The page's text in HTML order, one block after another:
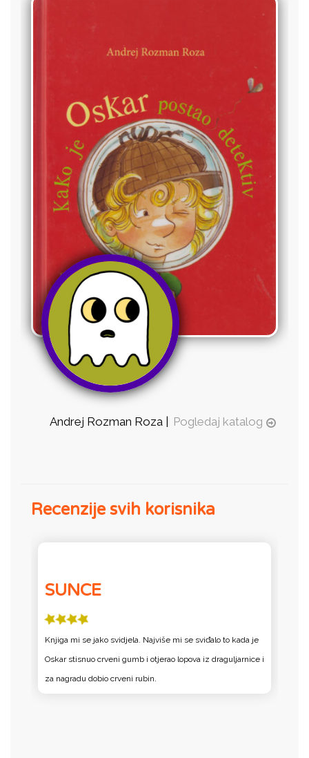
Andrej Rozman Roza | Pogledaj katalog
Recenzije svih korisnika
SUNCE
Knjiga mi se jako svidjela. Najviše mi se sviđalo to kada je
Oskar stisnuo crveni gumb i otjerao lopova iz draguljarnice i
za nagradu dobio crveni rubin.